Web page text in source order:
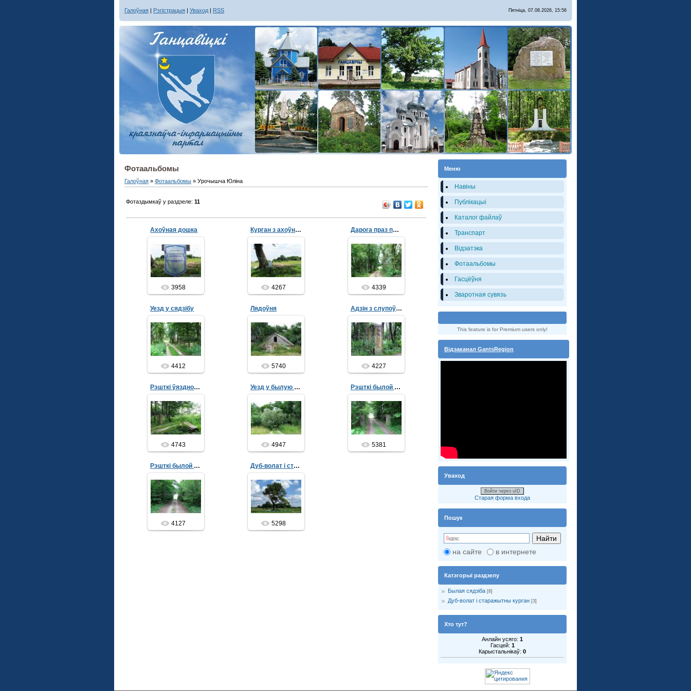
Галоўная | Рэгістрацыя | Уваход | RSS Пятніца, 07.08.2026, 15:56
Фотаальбомы
Галоўная » Фотаальбомы » Урочышча Юліна
Фотаздымкаў у раздзеле: 11
Ахоўная дошка
11.07.2013
admin
3958
Курган з ахоўнаю дошкаю
11.07.2013
admin
4267
Дарога праз парк
11.07.2013
admin
4339
Уезд у сядзібу
10.07.2013
admin
4412
Лядоўня
10.07.2013
admin
5740
Адзін з слупоў уяздной брамы
10.07.2013
admin
4227
Рэшткі ўяздной брамы
10.07.2013
admin
4743
Уезд у былую сядзібу
10.07.2013
admin
4947
Рэшткі былой уязной брамы
14.07.2012
admin
5381
Рэшткі былой уязной брамы
14.07.2012
admin
4127
Дуб-волат і старажытны курган
14.07.2012
Дуб-волат і яго
спрадвечны
сусед
старажытны
курган
admin
5298
Меню
Навіны
Публікацыі
Каталог файлаў
Транспарт
Вiдэатэка
Фотаальбомы
Гасцёўня
Зваротная сувязь
This feature is for Premium users only!
Відэаканал GantsRegion
Уваход
Войти через uID
Старая форма входа
Пошук
на сайте в интернете
Катэгорыі раздзелу
Былая сядзіба [8]
Дуб-волат і старажытны курган [3]
Хто тут?
Анлайн усяго: 1
Гасцей: 1
Карыстальнікаў: 0